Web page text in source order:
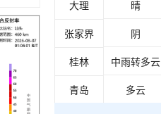
大理 晴
张家界 阴
桂林 中雨转多云
青岛 多云